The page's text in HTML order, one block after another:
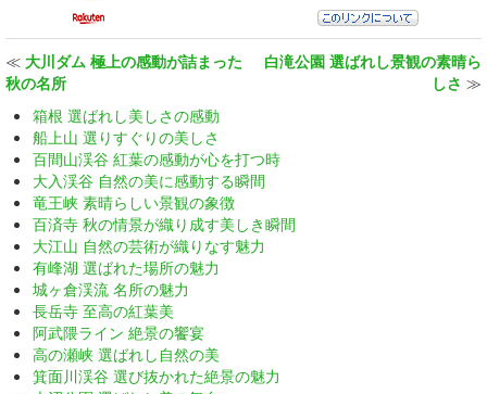
≪ 大川ダム 極上の感動が詰まった
秋の名所
白滝公園 選ばれし景観の素晴ら
しさ ≫
箱根 選ばれし美しさの感動
船上山 選りすぐりの美しさ
百間山渓谷 紅葉の感動が心を打つ時
大入渓谷 自然の美に感動する瞬間
竜王峡 素晴らしい景観の象徴
百済寺 秋の情景が織り成す美しき瞬間
大江山 自然の芸術が織りなす魅力
有峰湖 選ばれた場所の魅力
城ヶ倉渓流 名所の魅力
長岳寺 至高の紅葉美
阿武隈ライン 絶景の饗宴
高の瀬峡 選ばれし自然の美
箕面川渓谷 選び抜かれた絶景の魅力